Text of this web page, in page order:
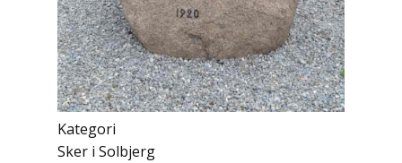
Kategori
Sker i Solbjerg